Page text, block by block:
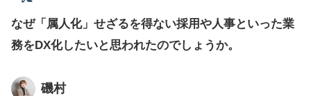
なぜ「属人化」せざるを得ない採用や人事といった業
務をDX化したいと思われたのでしょうか。
磯村